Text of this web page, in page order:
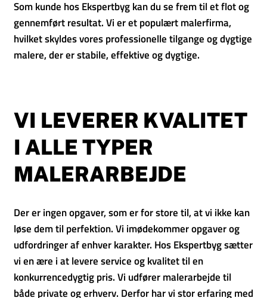
Som kunde hos Ekspertbyg kan du se frem til et flot og
gennemført resultat. Vi er et populært malerfirma,
hvilket skyldes vores professionelle tilgange og dygtige
malere, der er stabile, effektive og dygtige.
VI LEVERER KVALITET
I ALLE TYPER
MALERARBEJDE
Der er ingen opgaver, som er for store til, at vi ikke kan
løse dem til perfektion. Vi imødekommer opgaver og
udfordringer af enhver karakter. Hos Ekspertbyg sætter
vi en ære i at levere service og kvalitet til en
konkurrencedygtig pris. Vi udfører malerarbejde til
både private og erhverv. Derfor har vi stor erfaring med